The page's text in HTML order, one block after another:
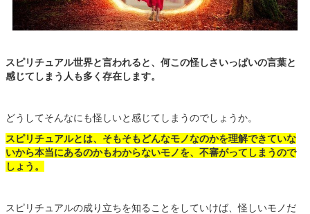
スピリチュアル世界と言われると、何この怪しさいっぱいの言葉と
感じてしまう人も多く存在します。
どうしてそんなにも怪しいと感じてしまうのでしょうか。
スピリチュアルとは、そもそもどんなモノなのかを理解できていな
いから本当にあるのかもわからないモノを、不審がってしまうので
しょう。
スピリチュアルの成り立ちを知ることをしていけば、怪しいモノだ